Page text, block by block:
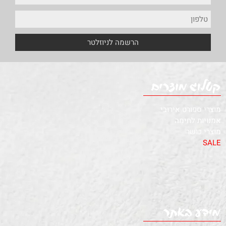
מוצרי ספורט אירובי
אמנויות לחימה
מוצרי כושר
SALE